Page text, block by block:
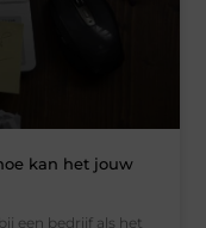
kan het jouw
een bedrijf als het